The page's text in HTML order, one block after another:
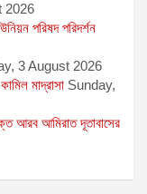
2026
পরিষদ পরিদর্শন
3 August 2026
মাদ্রাসা Sunday,
আরব আমিরাত দূতাবাসের